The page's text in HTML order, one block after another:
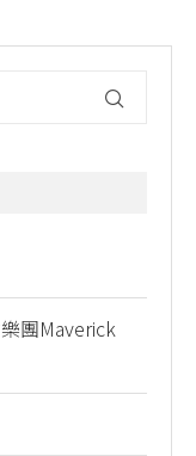
團Maverick